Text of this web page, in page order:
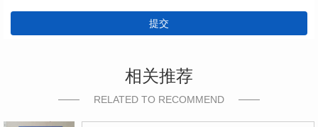
提交
相关推荐
RELATED TO RECOMMEND